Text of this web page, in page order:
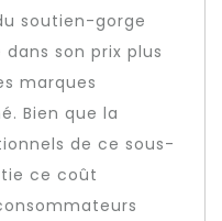
soutien-gorge
son prix plus
marques
Bien que la
de ce sous-
ce coût